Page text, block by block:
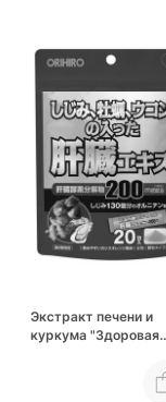
Экстракт печени и
куркума "Здоровая
защита" Orihiro